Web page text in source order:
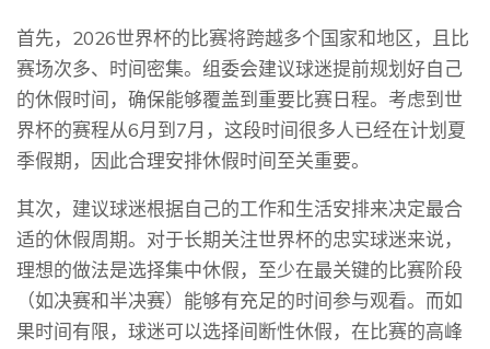
首先，2026世界杯的比赛将跨越多个国家和地区，且比
赛场次多、时间密集。组委会建议球迷提前规划好自己
的休假时间，确保能够覆盖到重要比赛日程。考虑到世
界杯的赛程从6月到7月，这段时间很多人已经在计划夏
季假期，因此合理安排休假时间至关重要。
其次，建议球迷根据自己的工作和生活安排来决定最合
适的休假周期。对于长期关注世界杯的忠实球迷来说，
理想的做法是选择集中休假，至少在最关键的比赛阶段
（如决赛和半决赛）能够有充足的时间参与观看。而如
果时间有限，球迷可以选择间断性休假，在比赛的高峰